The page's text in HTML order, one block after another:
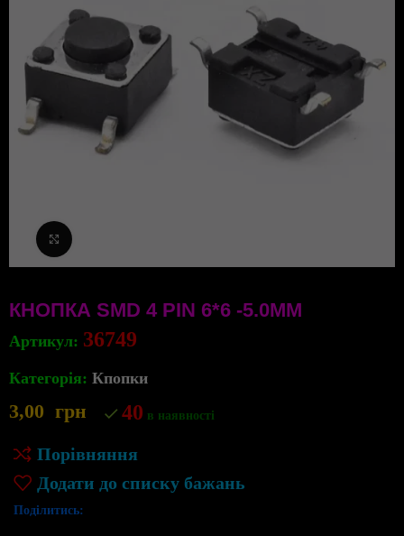
КНОПКА SMD 4 PIN 6*6 -5.0MM
Артикул: 36749
Категорія: Кпопки
3,00 грн 40 в наявності
Порівняння
Додати до списку бажань
Поділитись: